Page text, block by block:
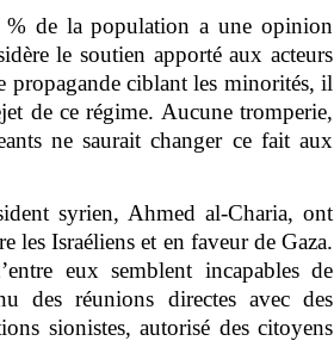
% de la population a une opinion
le soutien apporté aux acteurs
propagande ciblant les minorités, il
de ce régime. Aucune tromperie,
ne saurait changer ce fait aux
syrien, Ahmed al-Charia, ont
les Israéliens et en faveur de Gaza.
eux semblent incapables de
des réunions directes avec des
sionistes, autorisé des citoyens